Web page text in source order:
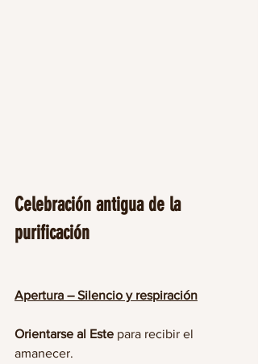
Celebración antigua de la
purificación
Apertura – Silencio y respiración
Orientarse al Este para recibir el
amanecer.